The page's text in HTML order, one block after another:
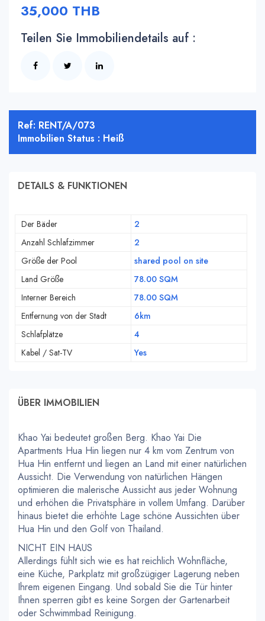
35,000 THB
Teilen Sie Immobiliendetails auf :
Ref: RENT/A/073
Immobilien Status : Heiß
DETAILS & FUNKTIONEN
Der Bäder
2
Anzahl Schlafzimmer
2
Größe der Pool
shared pool on site
Land Größe
78.00 SQM
Interner Bereich
78.00 SQM
Entfernung von der Stadt
6km
Schlafplätze
4
Kabel / Sat-TV
Yes
ÜBER IMMOBILIEN
Khao Yai bedeutet großen Berg. Khao Yai Die
Apartments Hua Hin liegen nur 4 km vom Zentrum von
Hua Hin entfernt und liegen an Land mit einer natürlichen
Aussicht. Die Verwendung von natürlichen Hängen
optimieren die malerische Aussicht aus jeder Wohnung
und erhöhen die Privatsphäre in vollem Umfang. Darüber
hinaus bietet die erhöhte Lage schöne Aussichten über
Hua Hin und den Golf von Thailand.
NICHT EIN HAUS
Allerdings fühlt sich wie es hat reichlich Wohnfläche,
eine Küche, Parkplatz mit großzügiger Lagerung neben
Ihrem eigenen Eingang. Und sobald Sie die Tür hinter
Ihnen sperren gibt es keine Sorgen der Gartenarbeit
oder Schwimmbad Reinigung.